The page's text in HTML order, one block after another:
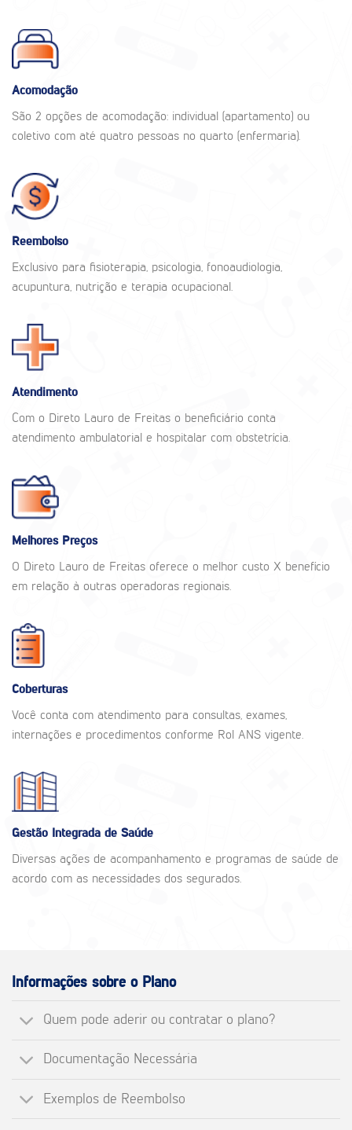
Acomodação
São 2 opções de acomodação: individual (apartamento) ou
coletivo com até quatro pessoas no quarto (enfermaria).
Reembolso
Exclusivo para fisioterapia, psicologia, fonoaudiologia,
acupuntura, nutrição e terapia ocupacional.
Atendimento
Com o Direto Lauro de Freitas o beneficiário conta
atendimento ambulatorial e hospitalar com obstetrícia.
Melhores Preços
O Direto Lauro de Freitas oferece o melhor custo X benefício
em relação à outras operadoras regionais.
Coberturas
Você conta com atendimento para consultas, exames,
internações e procedimentos conforme Rol ANS vigente.
Gestão Integrada de Saúde
Diversas ações de acompanhamento e programas de saúde de
acordo com as necessidades dos segurados.
Informações sobre o Plano
Quem pode aderir ou contratar o plano?
Documentação Necessária
Exemplos de Reembolso